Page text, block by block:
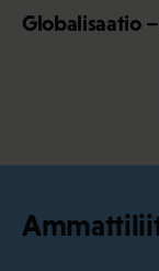
Globalisaatio